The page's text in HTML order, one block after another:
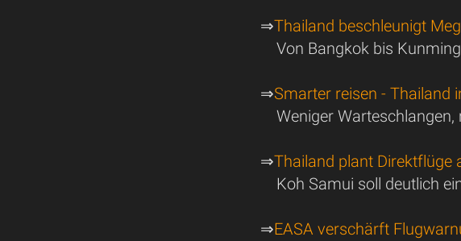
⇒Thailand beschleunigt
Von Bangkok bis
⇒Smarter reisen - Thailand
Weniger
⇒Thailand plant Direktflüge
Koh Samui soll deutlich
⇒EASA verschärft